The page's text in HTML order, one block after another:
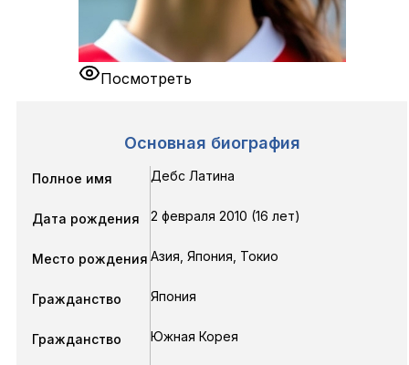
Посмотреть
Основная биография
Полное имя Дебс Латина
Дата рождения 2 февраля 2010 (16 лет)
Место рождения Азия, Япония, Токио
Гражданство Япония
Гражданство Южная Корея